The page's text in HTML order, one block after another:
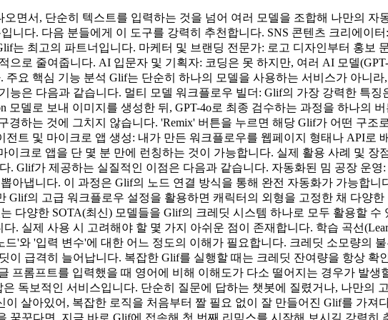
면서, 단순히 텍스트를 입력하는 것을 넘어 여러 모델을 조합해 나만의 자
니다. 다음 분들에게 이 도구를 강력히 추천합니다. SNS 콘텐츠 크리에이
는 최고의 파트너입니다. 마케터 및 브랜딩 전문가: 로고 디자인부터 홍보
로 줄여줍니다. AI 입문자 및 기획자: 코딩은 못 하지만, 여러 AI 모델
요 핵심 기능 분석 Glif는 단순히 하나의 모델을 사용하는 서비스가 아니
능은 다음과 같습니다. 멀티 모델 워크플로우 빌더: Glif의 가장 강력한 특징
모델로 보내 이미지를 생성한 뒤, GPT-4o로 최종 검수하는 과정을 하나의
하는 것에 그치지 않습니다. 'Remix' 버튼을 누르면 해당 Glif가 어떤 구조
트 및 마이크로 앱 생성: 내가 만든 워크플로우를 웹페이지 형태나 API로
크로 앱을 단 몇 분 만에 런칭하는 것이 가능합니다. 실제 활용 사례 및 장
. Glif가 제공하는 실질적인 이점은 다음과 같습니다. 자동화된 밈 공장 운
아냅니다. 이 과정은 Glif의 노드 연결 방식을 통해 완전 자동화가 가능합
Glif의 고급 워크플로우 설정을 활용하면 캐릭터의 외형을 고정한 채 다양
다양한 SOTA(최신) 모델들을 Glif의 크레딧 시스템 하나로 모두 활용할
. 실제 사용 시 고려해야 할 몇 가지 아쉬운 점이 존재합니다. 학습 곡선
'와 '입력 변수'에 대한 어느 정도의 이해가 필요합니다. 크레딧 소모량의
이 급격히 늘어납니다. 복잡한 Glif를 실행할 때는 크레딧 잔여량을 항상
프롬프트를 입력했을 때 영어에 비해 이해도가 다소 떨어지는 경우가 발
독보적인 서비스입니다. 단순히 질문에 답하는 챗봇에 질렸거나, 나만의
살아있어, 복잡한 로직을 처음부터 짤 필요 없이 잘 만들어진 Glif를 가져
꿈꾼다면, 지금 바로 Glif에 접속해 첫 번째 리믹스를 시작해 보시길 강력히